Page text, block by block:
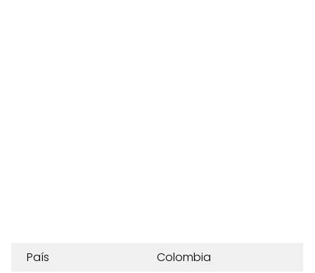
País
Colombia